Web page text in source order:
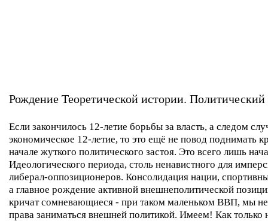
Рождение Теоретической истории. Политический
Если закончилось 12-летие борьбы за власть, а следом
экономическое 12-летие, то это ещё не повод поднимать
начале жуткого политического застоя. Это всего лишь
Идеологического периода, столь ненавистного для
либерал-оппозиционеров. Консолидация нации,
а главное рождение активной внешнеполитической
кричат сомневающиеся - при таком маленьком ВВП, мы
права заниматься внешней политикой. Имеем! Как только